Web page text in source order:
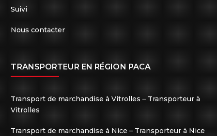
Suivi
Nous contacter
TRANSPORTEUR EN RÉGION PACA
Transport de marchandise à Vitrolles – Transporteur à
Vitrolles
Transport de marchandise à Nice – Transporteur à Nice